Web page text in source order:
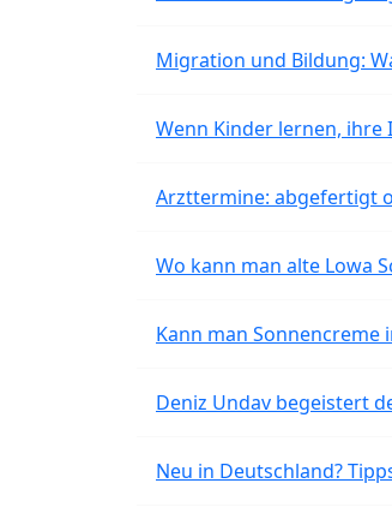
Migration und Bildung:
Wenn Kinder lernen,
Arzttermine: abgefertigt
Wo kann man alte Lowa
Kann man Sonnencreme
Deniz Undav begeistert
Neu in Deutschland?